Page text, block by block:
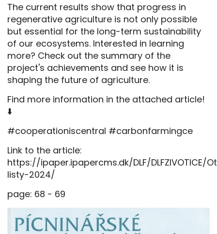
The current results show that progress in
regenerative agriculture is not only possible
but essential for the long-term sustainability
of our ecosystems. Interested in learning
more? Check out the summary of the
project's achievements and see how it is
shaping the future of agriculture.
Find more information in the attached article!
⬇️
#cooperationiscentral #carbonfarmingce
Link to the article:
https://ipaper.ipapercms.dk/DLF/DLFZIVOTICE/
listy-2024/
page: 68 - 69